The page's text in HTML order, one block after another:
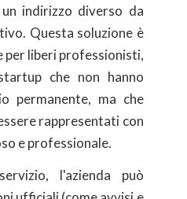
indirizzo diverso da
Questa soluzione è
liberi professionisti,
che non hanno
permanente, ma che
rappresentati con
e professionale.
l'azienda può